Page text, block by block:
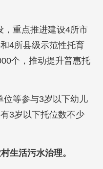
，重点推进建设4所市
4所县级示范性托育
个，推动提升普惠托
位等参与3岁以下幼儿
3岁以下托位数不少
生活污水治理。